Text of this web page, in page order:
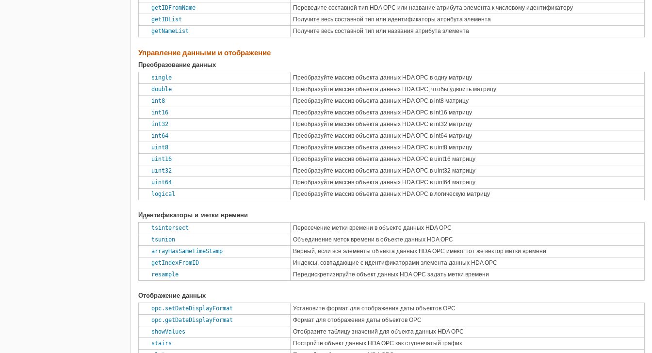
getIDFromName
Переведите составной тип HDA OPC или название атрибута элемента к числовому идентификатору
getIDList
Получите весь составной тип или идентификаторы атрибута элемента
getNameList
Получите весь составной тип или названия атрибута элемента
Управление данными и отображение
Преобразование данных
single
Преобразуйте массив объекта данных HDA OPC в одну матрицу
double
Преобразуйте массив объекта данных HDA OPC, чтобы удвоить матрицу
int8
Преобразуйте массив объекта данных HDA OPC в int8 матрицу
int16
Преобразуйте массив объекта данных HDA OPC в int16 матрицу
int32
Преобразуйте массив объекта данных HDA OPC в int32 матрицу
int64
Преобразуйте массив объекта данных HDA OPC в int64 матрицу
uint8
Преобразуйте массив объекта данных HDA OPC в uint8 матрицу
uint16
Преобразуйте массив объекта данных HDA OPC в uint16 матрицу
uint32
Преобразуйте массив объекта данных HDA OPC в uint32 матрицу
uint64
Преобразуйте массив объекта данных HDA OPC в uint64 матрицу
logical
Преобразуйте массив объекта данных HDA OPC в логическую матрицу
Идентификаторы и метки времени
tsintersect
Пересечение метки времени в объекте данных HDA OPC
tsunion
Объединение меток времени в объекте данных HDA OPC
arrayHasSameTimeStamp
Верный, если все элементы объекта данных HDA OPC имеют тот же вектор метки времени
getIndexFromID
Индексы, совпадающие с идентификаторами элемента данных HDA OPC
resample
Передискретизируйте объект данных HDA OPC задать метки времени
Отображение данных
opc.setDateDisplayFormat
Установите формат для отображения даты объектов OPC
opc.getDateDisplayFormat
Формат для отображения даты объектов OPC
showValues
Отобразите таблицу значений для объекта данных HDA OPC
stairs
Постройте объект данных HDA OPC как ступенчатый график